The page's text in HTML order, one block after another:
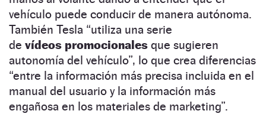
vehículo puede conducir de manera autónoma.
También Tesla “utiliza una serie
de vídeos promocionales que sugieren
autonomía del vehículo”, lo que crea diferencias
“entre la información más precisa incluida en el
manual del usuario y la información más
engañosa en los materiales de marketing”.